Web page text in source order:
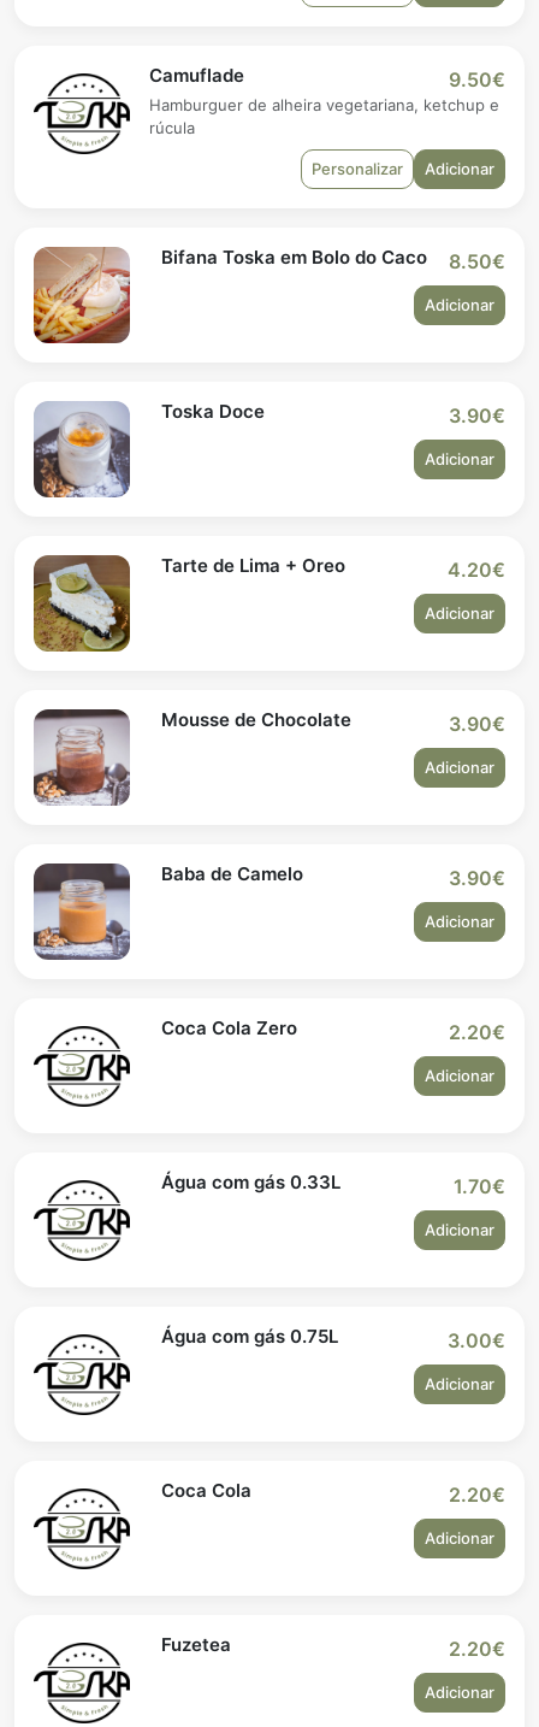
Camuflade 9.50€
Hamburguer de alheira vegetariana, ketchup e
rúcula
Personalizar Adicionar
Bifana Toska em Bolo do Caco 8.50€
Adicionar
Toska Doce 3.90€
Adicionar
Tarte de Lima + Oreo 4.20€
Adicionar
Mousse de Chocolate 3.90€
Adicionar
Baba de Camelo 3.90€
Adicionar
Coca Cola Zero 2.20€
Adicionar
Água com gás 0.33L 1.70€
Adicionar
Água com gás 0.75L 3.00€
Adicionar
Coca Cola 2.20€
Adicionar
Fuzetea 2.20€
Adicionar